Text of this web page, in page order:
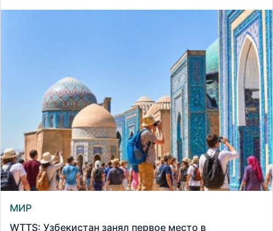
МИР
WTTS: Узбекистан занял первое место в